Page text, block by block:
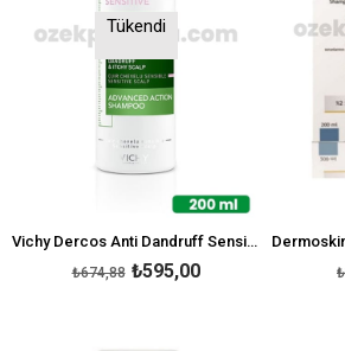
Tükendi
Vichy Dercos Anti Dandruff Sensitive Kepek Karşıtı Şampuan 200 ml
₺595,00
₺674,88